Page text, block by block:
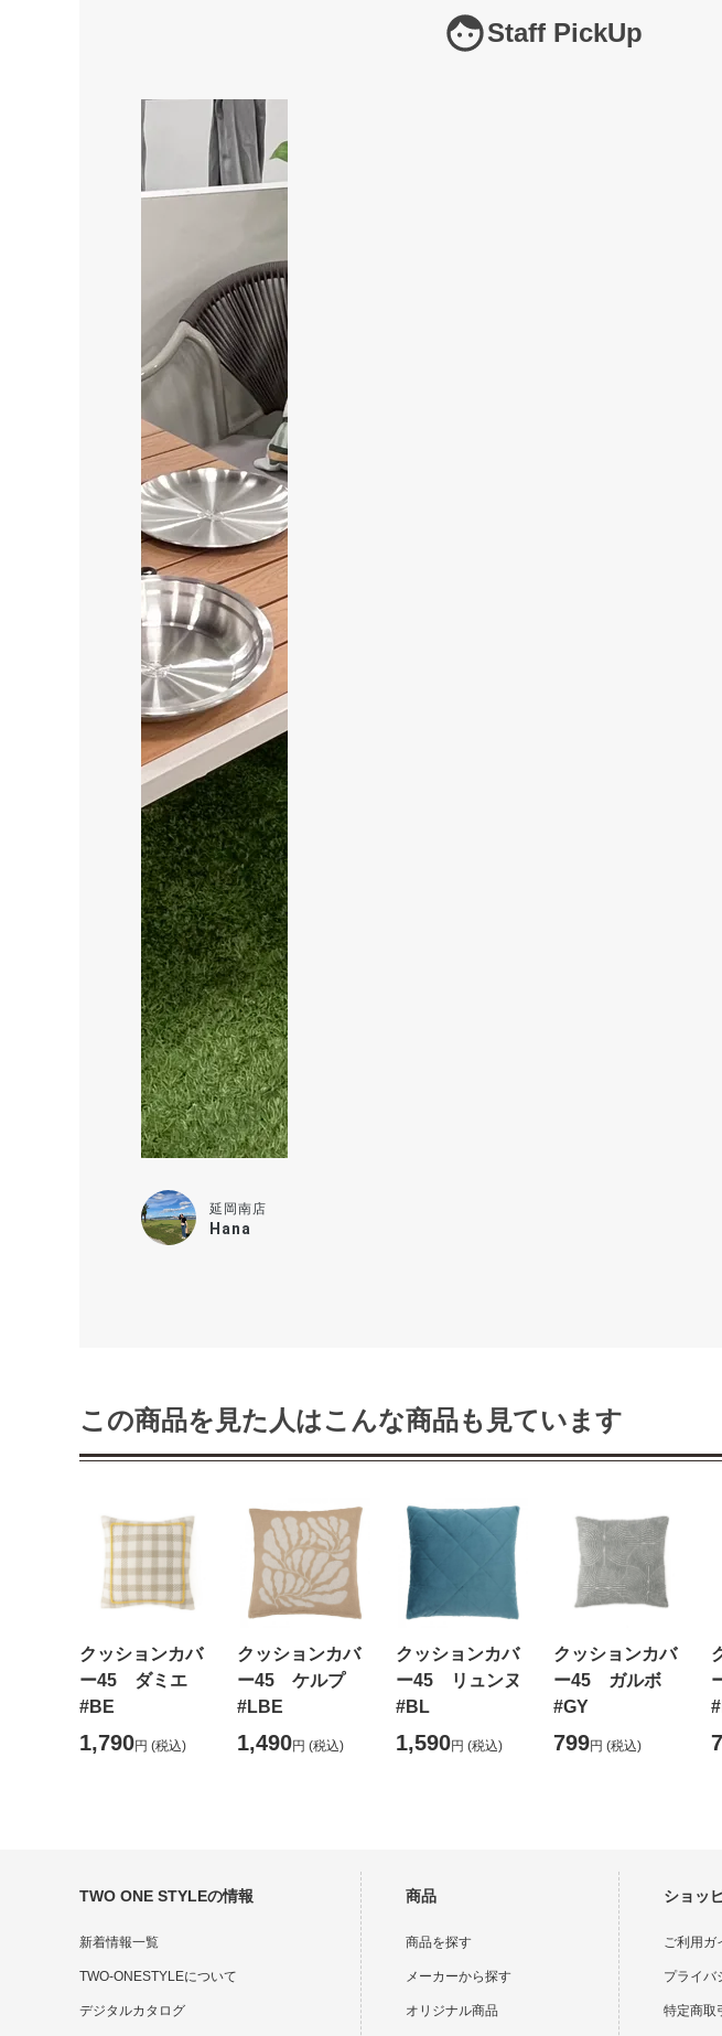
Staff PickUp
延岡南店
Hana
この商品を見た人はこんな商品も見ています
クッションカバ
ー45 ダミエ
#BE
1,790円 (税込)
クッションカバ
ー45 ケルプ
#LBE
1,490円 (税込)
クッションカバ
ー45 リュンヌ
#BL
1,590円 (税込)
クッションカバ
ー45 ガルボ
#GY
799円 (税込)
TWO ONE STYLEの情報
新着情報一覧
TWO-ONESTYLEについて
デジタルカタログ
商品
商品を探す
メーカーから探す
オリジナル商品
ショッ
ご利用ガ
プライバ
特定商取